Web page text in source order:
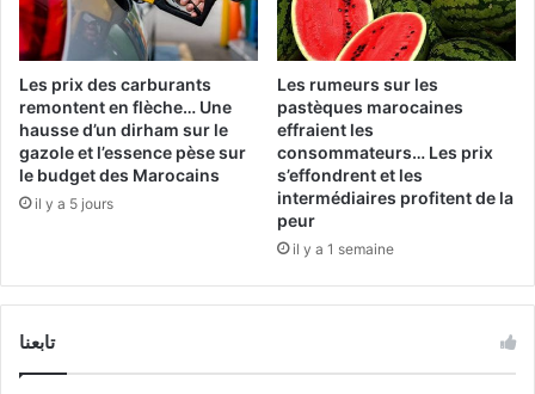
Les prix des carburants
remontent en flèche… Une
hausse d’un dirham sur le
gazole et l’essence pèse sur
le budget des Marocains
il y a 5 jours
Les rumeurs sur les
pastèques marocaines
effraient les
consommateurs… Les prix
s’effondrent et les
intermédiaires profitent de la
peur
il y a 1 semaine
تابعنا